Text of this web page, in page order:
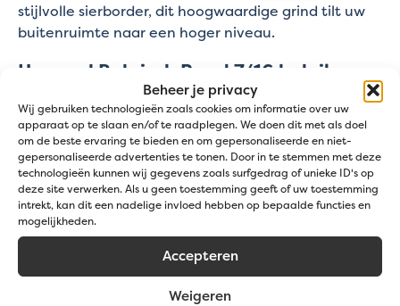
Beheer je privacy
Wij gebruiken technologieën zoals cookies om informatie over uw
apparaat op te slaan en/of te raadplegen. We doen dit met als doel
om de beste ervaring te bieden en om gepersonaliseerde en niet-
gepersonaliseerde advertenties te tonen. Door in te stemmen met deze
technologieën kunnen wij gegevens zoals surfgedrag of unieke ID's op
deze site verwerken. Als u geen toestemming geeft of uw toestemming
intrekt, kan dit een nadelige invloed hebben op bepaalde functies en
mogelijkheden.
Accepteren
Weigeren
stijlvolle sierborder, dit hoogwaardige grind tilt uw
buitenruimte naar een hoger niveau.
Hoeveel Belgisch Rood 7/16 heb ik
Voor verschillende toepassingen heb je specifieke
hoeveelheden Belgisch Rood nodig. Hier is een
overzicht om je project nauwkeurig te plannen:
Opritten enparkings: Gebruik een laag van 5
cm grind. Dit komt overeen met ongeveer
Terrassenen tuinpaden:Gebruik een laag van
4 cm grind. Dit komt neer op ongeveer